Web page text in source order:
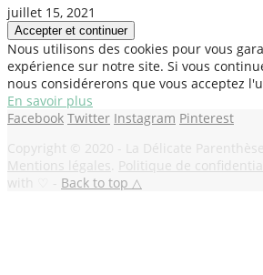
juillet 15, 2021
Nous utilisons des cookies pour vous
expérience sur notre site. Si vous
nous considérerons que vous acceptez
En savoir plus
Facebook Twitter Instagram Pinterest
Copyright © 2020 - La Délicate
Mentions légales Politique de
with ♡ - Back to top △